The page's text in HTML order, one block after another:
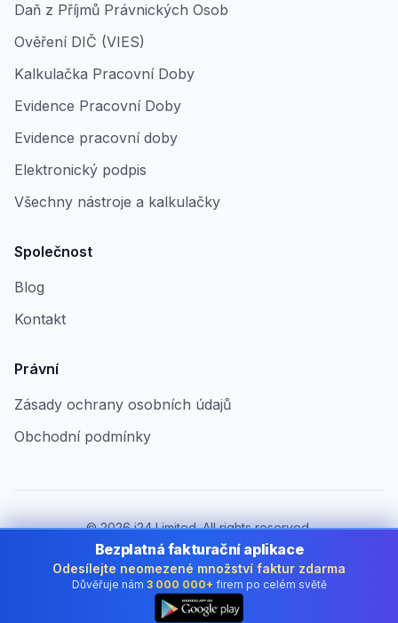
Daň z Příjmů Právnických Osob
Ověření DIČ (VIES)
Kalkulačka Pracovní Doby
Evidence Pracovní Doby
Evidence pracovní doby
Elektronický podpis
Všechny nástroje a kalkulačky
Společnost
Blog
Kontakt
Právní
Zásady ochrany osobních údajů
Obchodní podmínky
©2026i24 Limited. All rights reserved.
Pro firmy v Czech Republic
Změnit zemi:
Czech Republic
Bezplatná fakturační aplikace
Odesílejte neomezené množství faktur zdarma
Důvěřuje nám 3 000 000+ firem po celém světě